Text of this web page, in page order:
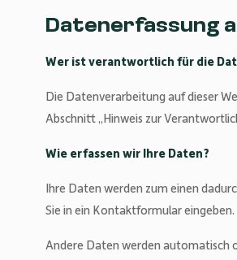
Datenerfassung
Wer ist verantwortlich für die
Die Datenverarbeitung auf dieser
Abschnitt „Hinweis zur
Wie erfassen wir Ihre Daten?
Ihre Daten werden zum einen
Sie in ein Kontaktformular eingeben.
Andere Daten werden automatisch